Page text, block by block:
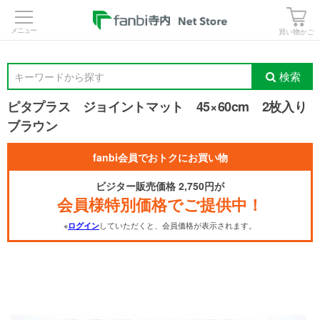
買い物かご
キーワードから探す 検索
ピタプラス ジョイントマット 45×60cm 2枚入り
ブラウン
fanbi会員でおトクにお買い物
ビジター販売価格 2,750円が
会員様特別価格でご提供中！
※ログインしていただくと、会員価格が表示されます。